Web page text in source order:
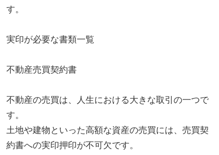
す。
実印が必要な書類一覧
不動産売買契約書
不動産の売買は、人生における大きな取引の一つで
す。
土地や建物といった高額な資産の売買には、売買契
約書への実印押印が不可欠です。